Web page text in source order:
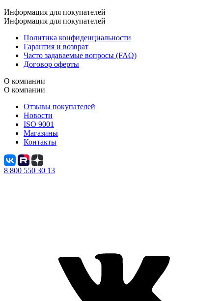
Информация для покупателей
Информация для покупателей
Политика конфиденциальности
Гарантия и возврат
Часто задаваемые вопросы (FAQ)
Договор оферты
О компании
О компании
Отзывы покупателей
Новости
ISO 9001
Магазины
Контакты
8 800 550 30 13